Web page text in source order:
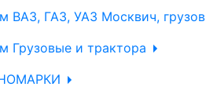
ВАЗ, ГАЗ, УАЗ Москвич,
Грузовые и трактора